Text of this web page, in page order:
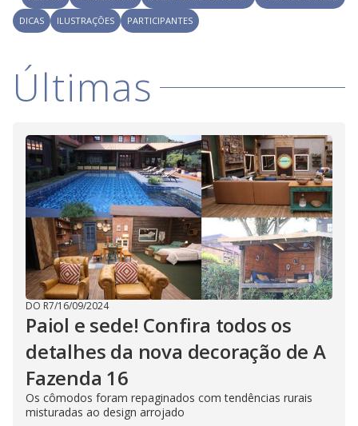
DICAS
ILUSTRAÇÕES PARTICIPANTES
Últimas
DO R7/16/09/2024
Paiol e sede! Confira todos os
detalhes da nova decoração de A
Fazenda 16
Os cômodos foram repaginados com tendências rurais
misturadas ao design arrojado